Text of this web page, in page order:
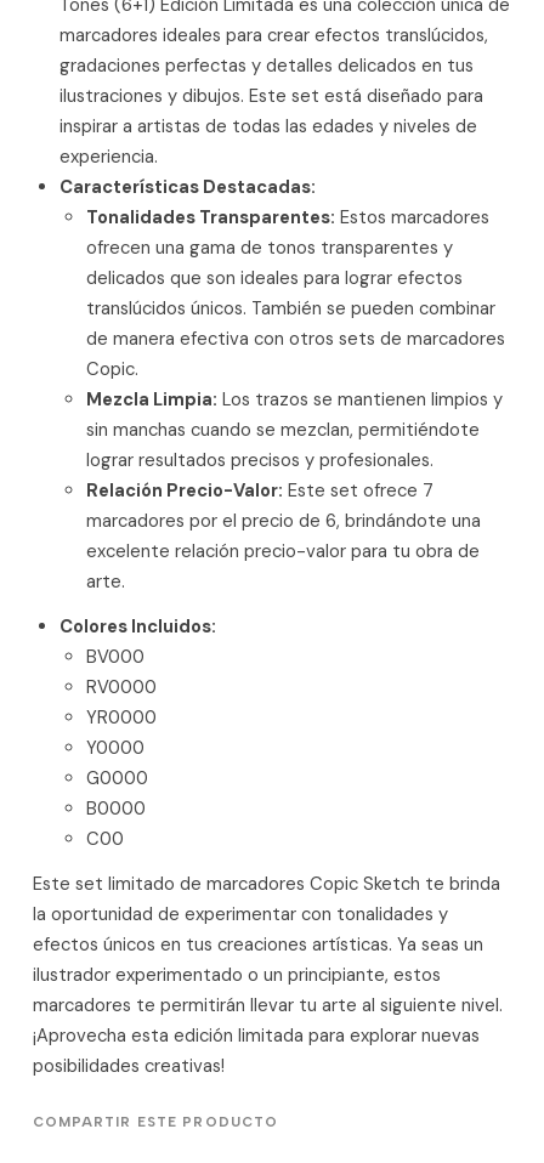
marcadores ideales para crear efectos translúcidos,
gradaciones perfectas y detalles delicados en tus
ilustraciones y dibujos. Este set está diseñado para
inspirar a artistas de todas las edades y niveles de
experiencia.
Características Destacadas:
Tonalidades Transparentes: Estos marcadores
ofrecen una gama de tonos transparentes y
delicados que son ideales para lograr efectos
translúcidos únicos. También se pueden combinar
de manera efectiva con otros sets de marcadores
Copic.
Mezcla Limpia: Los trazos se mantienen limpios y
sin manchas cuando se mezclan, permitiéndote
lograr resultados precisos y profesionales.
Relación Precio-Valor: Este set ofrece 7
marcadores por el precio de 6, brindándote una
excelente relación precio-valor para tu obra de
arte.
Colores Incluidos:
BV000
RV0000
YR0000
Y0000
G0000
B0000
C00
Este set limitado de marcadores Copic Sketch te brinda
la oportunidad de experimentar con tonalidades y
efectos únicos en tus creaciones artísticas. Ya seas un
ilustrador experimentado o un principiante, estos
marcadores te permitirán llevar tu arte al siguiente nivel.
¡Aprovecha esta edición limitada para explorar nuevas
posibilidades creativas!
COMPARTIR ESTE PRODUCTO